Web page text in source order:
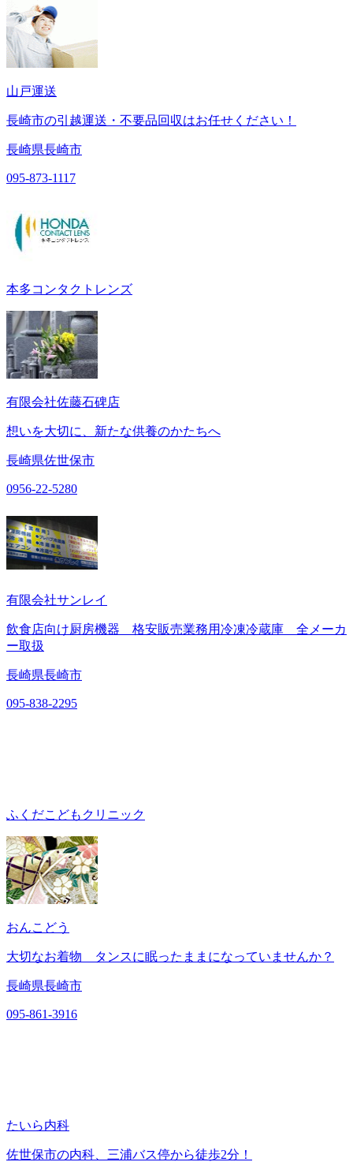
山戸運送
長崎市の引越運送・不要品回収はお任せください！
長崎県長崎市
095-873-1117
本多コンタクトレンズ
有限会社佐藤石碑店
想いを大切に、新たな供養のかたちへ
長崎県佐世保市
0956-22-5280
有限会社サンレイ
飲食店向け厨房機器 格安販売業務用冷凍冷蔵庫 全メーカ
ー取扱
長崎県長崎市
095-838-2295
ふくだこどもクリニック
おんこどう
大切なお着物 タンスに眠ったままになっていませんか？
長崎県長崎市
095-861-3916
たいら内科
佐世保市の内科、三浦バス停から徒歩2分！